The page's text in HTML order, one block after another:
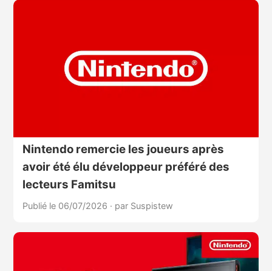
Nintendo remercie les joueurs après
avoir été élu développeur préféré des
lecteurs Famitsu
Publié le 06/07/2026 · par Suspistew